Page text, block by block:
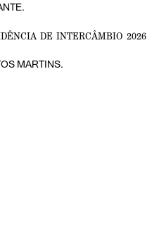
DE INTERCÂMBIO 2026
MARTINS.